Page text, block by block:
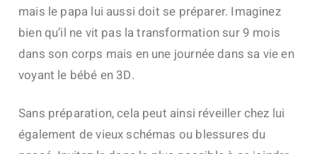
mais le papa lui aussi doit se préparer. Imaginez
bien qu’il ne vit pas la transformation sur 9 mois
dans son corps mais en une journée dans sa vie en
voyant le bébé en 3D.
Sans préparation, cela peut ainsi réveiller chez lui
également de vieux schémas ou blessures du